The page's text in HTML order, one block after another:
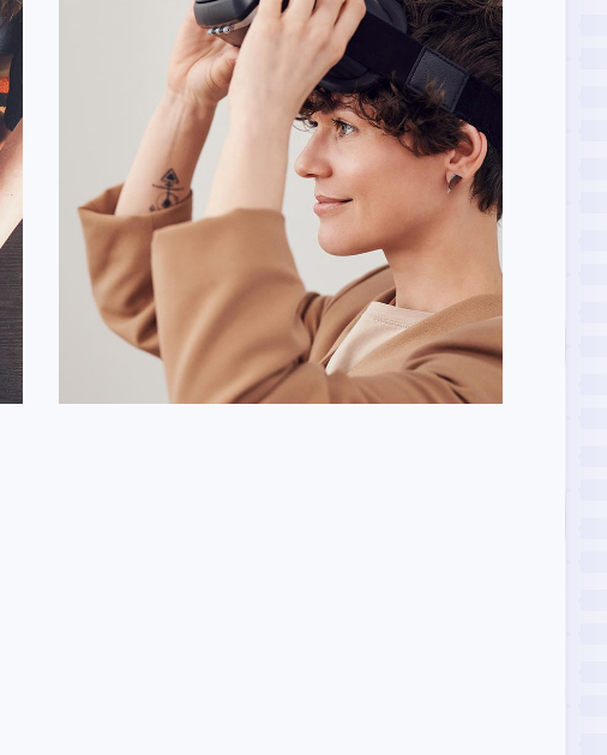
واقعیت جدید شما
تکنولوژی/طراحی